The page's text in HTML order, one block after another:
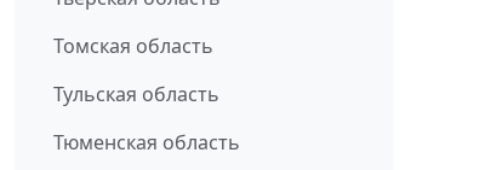
Томская область
Тульская область
Тюменская область